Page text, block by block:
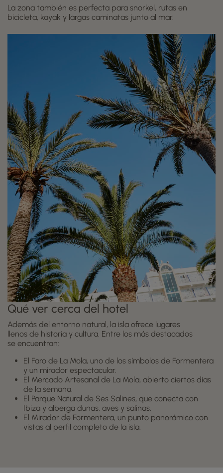
La zona también es perfecta para snorkel, rutas en
bicicleta, kayak y largas caminatas junto al mar.
Qué ver cerca del hotel
Además del entorno natural, la isla ofrece lugares
llenos de historia y cultura. Entre los más destacados
se encuentran:
El Faro de La Mola, uno de los símbolos de Formentera
y un mirador espectacular.
El Mercado Artesanal de La Mola, abierto ciertos días
de la semana.
El Parque Natural de Ses Salines, que conecta con
Ibiza y alberga dunas, aves y salinas.
El Mirador de Formentera, un punto panorámico con
vistas al perfil completo de la isla.